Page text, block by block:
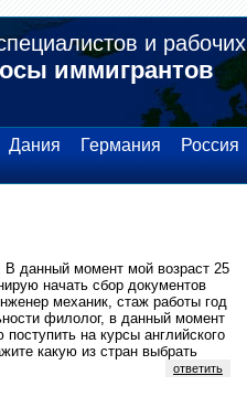
и рабочих
иммигрантов
Дания Германия Россия
данный момент мой возраст 25
начать сбор документов
механик, стаж работы год
филолог, в данный момент
на курсы английского
какую из стран выбрать
ответить